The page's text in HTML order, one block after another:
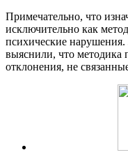
Примечательно, что
исключительно как
психические
выяснили, что методика
отклонения, не